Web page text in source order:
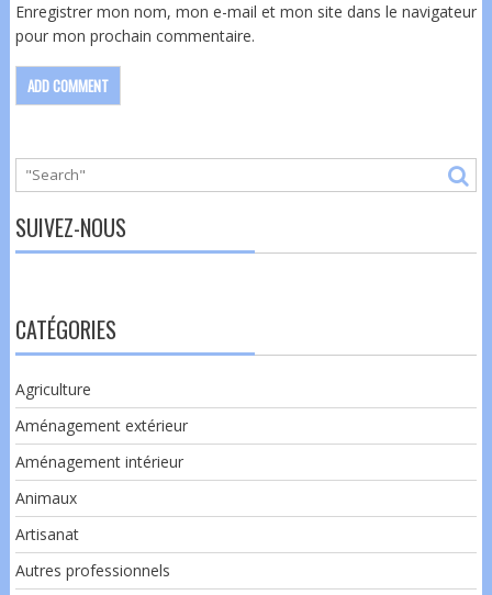
Enregistrer mon nom, mon e-mail et mon site dans le navigateur
pour mon prochain commentaire.
SUIVEZ-NOUS
CATÉGORIES
Agriculture
Aménagement extérieur
Aménagement intérieur
Animaux
Artisanat
Autres professionnels